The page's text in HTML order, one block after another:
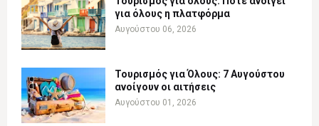
για όλους η πλατφόρμα
Αυγούστου 06, 2026
Τουρισμός για Όλους: 7 Αυγούστου
ανοίγουν οι αιτήσεις
Αυγούστου 01, 2026